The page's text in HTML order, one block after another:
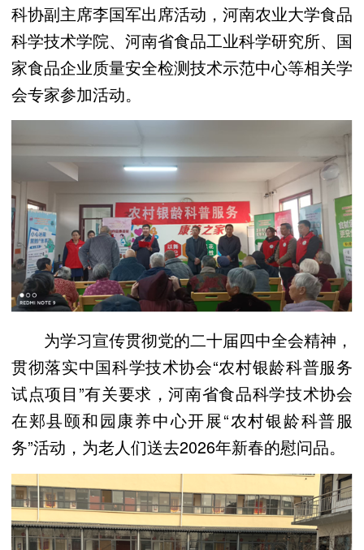
科协副主席李国军出席活动，河南农业大学食品
科学技术学院、河南省食品工业科学研究所、国
家食品企业质量安全检测技术示范中心等相关学
会专家参加活动。
为学习宣传贯彻党的二十届四中全会精神，
贯彻落实中国科学技术协会“农村银龄科普服务
试点项目”有关要求，河南省食品科学技术协会
在郏县颐和园康养中心开展“农村银龄科普服
务”活动，为老人们送去2026年新春的慰问品。